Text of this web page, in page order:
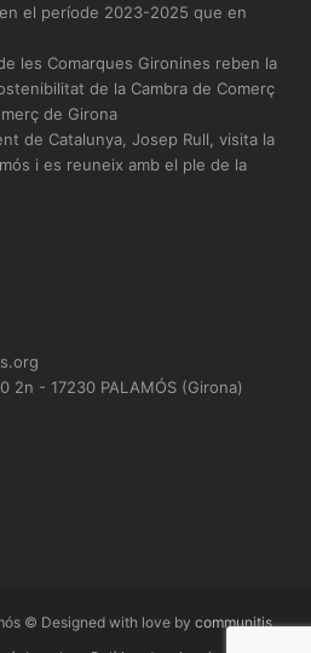
el període 2023-2025 que en
les Comarques Gironines reben la
de la Cambra de Comerç
de Girona
de Catalunya, Josep Rull, visita la
i es reuneix amb el ple de la
2n - 17230 PALAMÓS (Girona)
© Designed with love by communitis